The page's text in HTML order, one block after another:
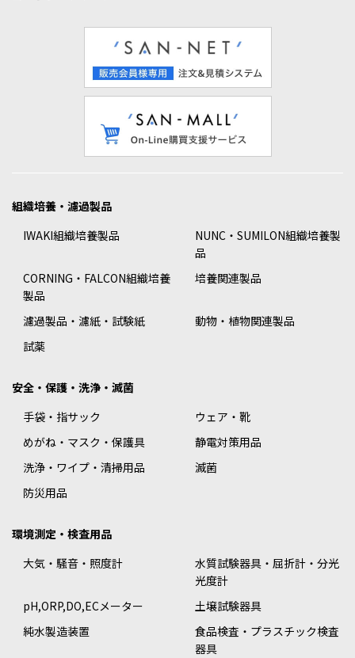
組織培養・濾過製品
IWAKI組織培養製品
NUNC・SUMILON組織培養製
品
CORNING・FALCON組織培養
製品
培養関連製品
濾過製品・濾紙・試験紙
動物・植物関連製品
試薬
安全・保護・洗浄・滅菌
手袋・指サック
ウェア・靴
めがね・マスク・保護具
静電対策用品
洗浄・ワイプ・清掃用品
滅菌
防災用品
環境測定・検査用品
大気・騒音・照度計
水質試験器具・屈折計・分光
光度計
pH,ORP,DO,ECメーター
土壌試験器具
純水製造装置
食品検査・プラスチック検査
器具